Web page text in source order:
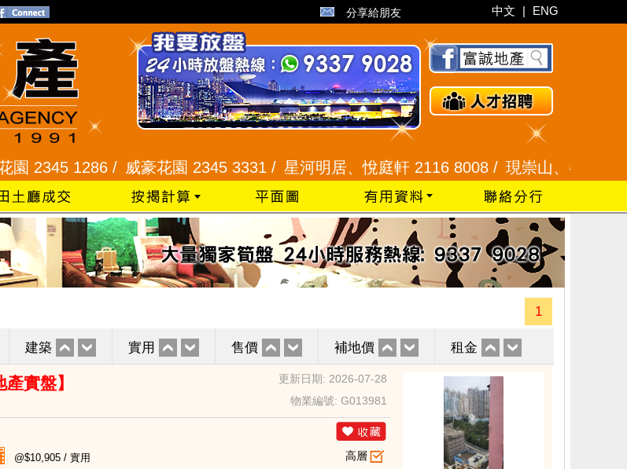
分享給朋友 中文 | ENG
1286 /威豪花園 2345 3331 /星河明居、悅庭軒 2116 8008 /現崇山、譽港灣 2345
1
建築 實用 售價 補地價 租金
實盤】
更新日期: 2026-07-28
物業編號: G013981
@$10,905 / 實用
高層